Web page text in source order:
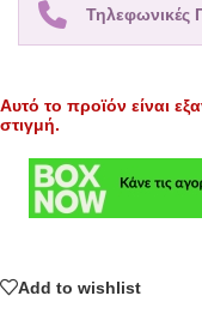
Τηλεφωνικές
Αυτό το προϊόν είναι
στιγμή.
Add to wishlist